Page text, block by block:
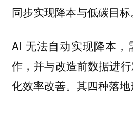
同步实现降本与低碳目标
AI 无法自动实现降本，
作，并与改造前数据进
化效率改善。其四种落地